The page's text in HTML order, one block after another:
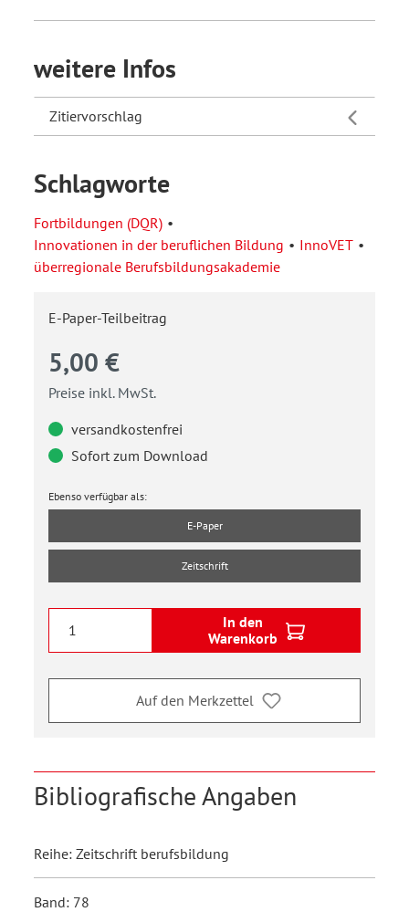
weitere Infos
Zitiervorschlag
Schlagworte
Fortbildungen (DQR)
Innovationen in der beruflichen Bildung
InnoVET
überregionale Berufsbildungsakademie
E-Paper-Teilbeitrag
5,00 €
Preise inkl. MwSt.
versandkostenfrei
Sofort zum Download
Ebenso verfügbar als:
E-Paper
Zeitschrift
In den
Warenkorb
Auf den Merkzettel
Bibliografische Angaben
Reihe: Zeitschrift berufsbildung
Band: 78